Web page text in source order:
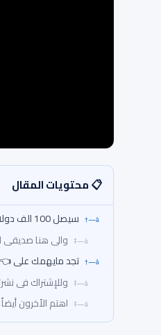
📋 محتويات المقال
سيصل 100 الف دولار بنهاية العام 9 من المحللين يشاركون تحليلهم بخصوص عملة البيتكوين
والى هنا صديقى
تجد مايهمك على
وللإشتراك فى
اهتم الأخرون أيضاً